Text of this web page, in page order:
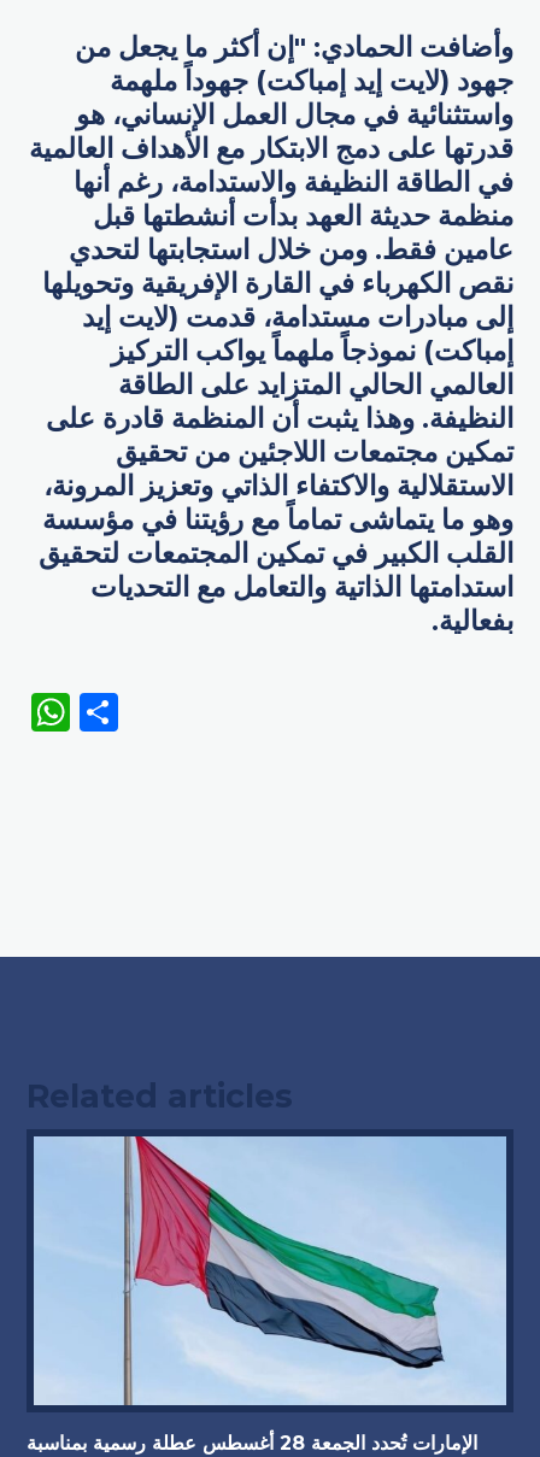
وأضافت الحمادي: "إن أكثر ما يجعل من
جهود (لايت إيد إمباكت) جهوداً ملهمة
واستثنائية في مجال العمل الإنساني، هو
قدرتها على دمج الابتكار مع الأهداف العالمية
في الطاقة النظيفة والاستدامة، رغم أنها
منظمة حديثة العهد بدأت أنشطتها قبل
عامين فقط. ومن خلال استجابتها لتحدي
نقص الكهرباء في القارة الإفريقية وتحويلها
إلى مبادرات مستدامة، قدمت (لايت إيد
إمباكت) نموذجاً ملهماً يواكب التركيز
العالمي الحالي المتزايد على الطاقة
النظيفة. وهذا يثبت أن المنظمة قادرة على
تمكين مجتمعات اللاجئين من تحقيق
الاستقلالية والاكتفاء الذاتي وتعزيز المرونة،
وهو ما يتماشى تماماً مع رؤيتنا في مؤسسة
القلب الكبير في تمكين المجتمعات لتحقيق
استدامتها الذاتية والتعامل مع التحديات
بفعالية.
WhatsApp
Related articles
الإمارات تُحدد الجمعة 28 أغسطس عطلة رسمية بمناسبة